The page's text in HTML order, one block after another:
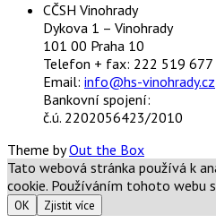
CČSH Vinohrady
Dykova 1 – Vinohrady
101 00 Praha 10
Telefon + fax: 222 519 677
Email: info@hs-vinohrady.cz
Bankovní spojení:
č.ú. 2202056423/2010
Theme byOut the Box
Tato webová stránka používá k
cookie. Používáním tohoto webu
OK Zjistit více